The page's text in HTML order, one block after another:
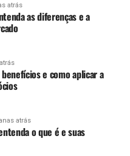
atrás
as diferenças e a
e como aplicar a
atrás
o que é e suas